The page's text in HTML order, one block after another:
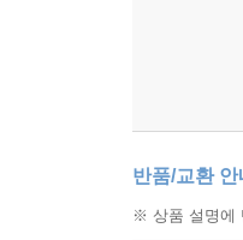
반품/교환 안
※ 상품 설명에